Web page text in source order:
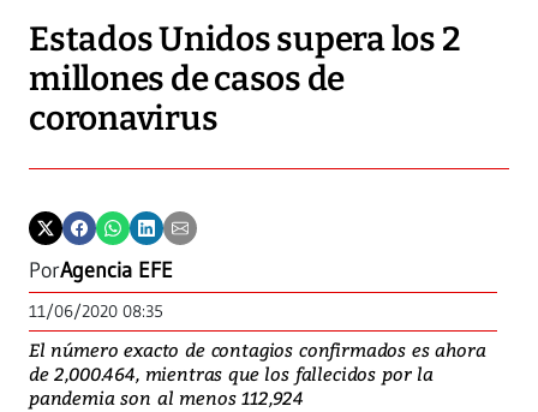
Estados Unidos supera los 2
millones de casos de
coronavirus
PorAgencia EFE
11/06/2020 08:35
El número exacto de contagios confirmados es ahora
de 2,000.464, mientras que los fallecidos por la
pandemia son al menos 112,924